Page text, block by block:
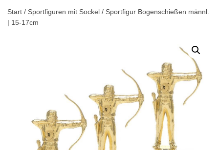
Start / Sportfiguren mit Sockel / Sportfigur Bogenschießen männl.
| 15-17cm